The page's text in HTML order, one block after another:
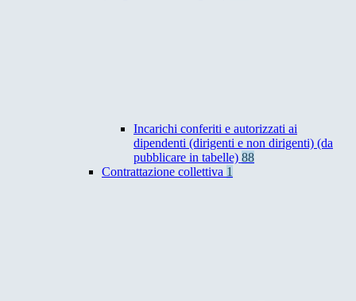
Incarichi conferiti e autorizzati ai
dipendenti (dirigenti e non dirigenti) (da
pubblicare in tabelle) 88
Contrattazione collettiva 1